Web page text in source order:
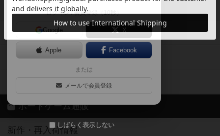
ログイン / 会員登録（10秒）
Google X
Apple Facebook
または
メールで会員登録
しばらく表示しない
掲示板・トピックス
ボドとも・会員一覧
ボードゲーム業界コラム
ボドゲーマご利用案内
ボードゲーム通販
新作・再入荷情報